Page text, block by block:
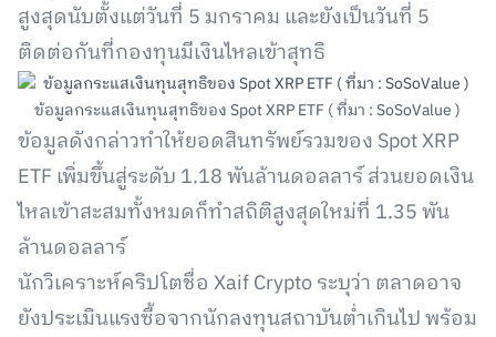
สูงสุดนับตั้งแต่วันที่ 5 มกราคม และยังเป็นวันที่ 5
ติดต่อกันที่กองทุนมีเงินไหลเข้าสุทธิ
ข้อมูลกระแสเงินทุนสุทธิของ Spot XRP ETF ( ที่มา : SoSoValue )
ข้อมูลดังกล่าวทำให้ยอดสินทรัพย์รวมของ Spot XRP
ETF เพิ่มขึ้นสู่ระดับ 1.18 พันล้านดอลลาร์ ส่วนยอดเงิน
ไหลเข้าสะสมทั้งหมดก็ทำสถิติสูงสุดใหม่ที่ 1.35 พัน
ล้านดอลลาร์
นักวิเคราะห์คริปโตชื่อ Xaif Crypto ระบุว่า ตลาดอาจ
ยังประเมินแรงซื้อจากนักลงทุนสถาบันต่ำเกินไป พร้อม